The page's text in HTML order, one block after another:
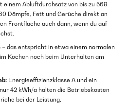
einem Abluftdurchsatz von bis zu 568
Dämpfe, Fett und Gerüche direkt an
Frontfläche auch dann, wenn du auf
das entspricht in etwa einem normalen
Kochen noch beim Unterhalten am
Energieeffizienzklasse A und ein
42 kWh/a halten die Betriebskosten
bei der Leistung.